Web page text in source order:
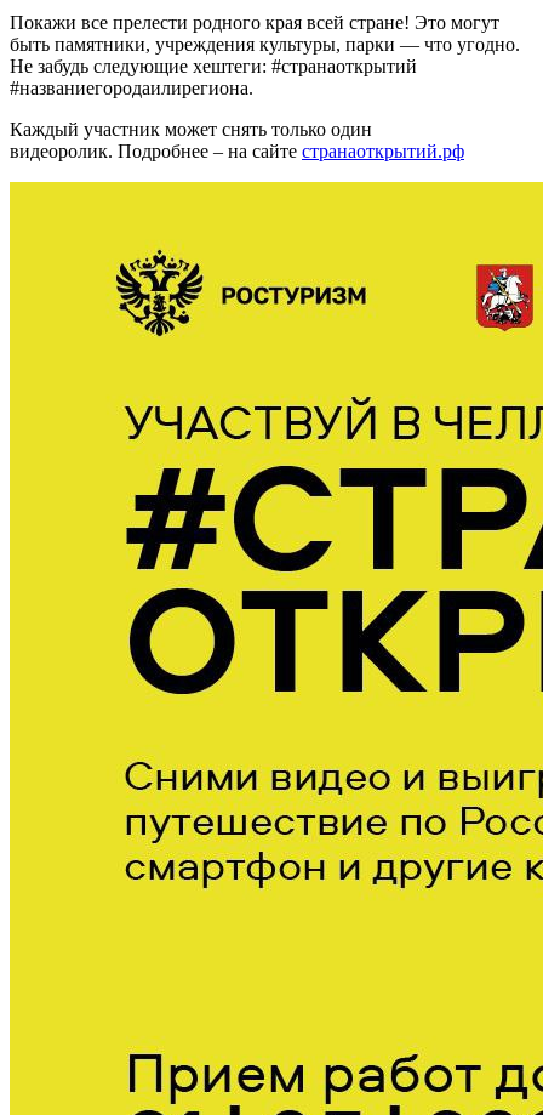
Покажи все прелести родного края всей стране! Это могут
быть памятники, учреждения культуры, парки — что угодно.
Не забудь следующие хештеги: #странаоткрытий
#названиегородаилирегиона.
Каждый участник может снять только один
видеоролик. Подробнее – на сайте странаоткрытий.рф